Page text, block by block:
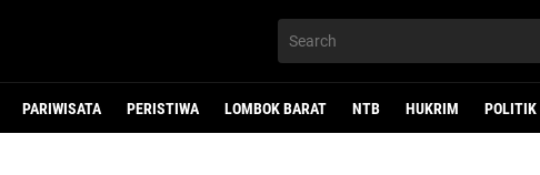
PARIWISATA PERISTIWA LOMBOK BARAT NTB HUKRIM POLITIK